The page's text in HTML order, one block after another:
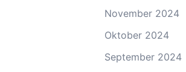
November 2024
Oktober 2024
September 2024